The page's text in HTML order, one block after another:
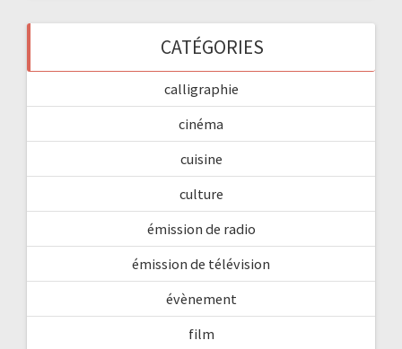
CATÉGORIES
calligraphie
cinéma
cuisine
culture
émission de radio
émission de télévision
évènement
film